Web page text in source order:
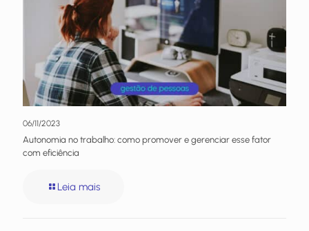
06/11/2023
Autonomia no trabalho: como promover e gerenciar esse fator
com eficiência
Leia mais